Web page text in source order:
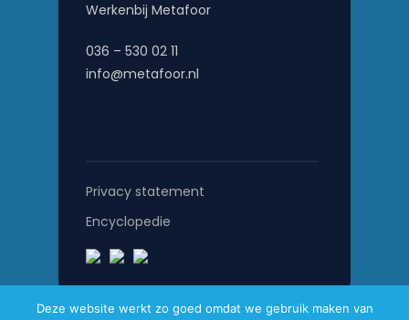
Werkenbij Metafoor
036 – 530 02 11
info@metafoor.nl
Privacy statement
Encyclopedie
Deze website werkt zo goed omdat we gebruik maken van